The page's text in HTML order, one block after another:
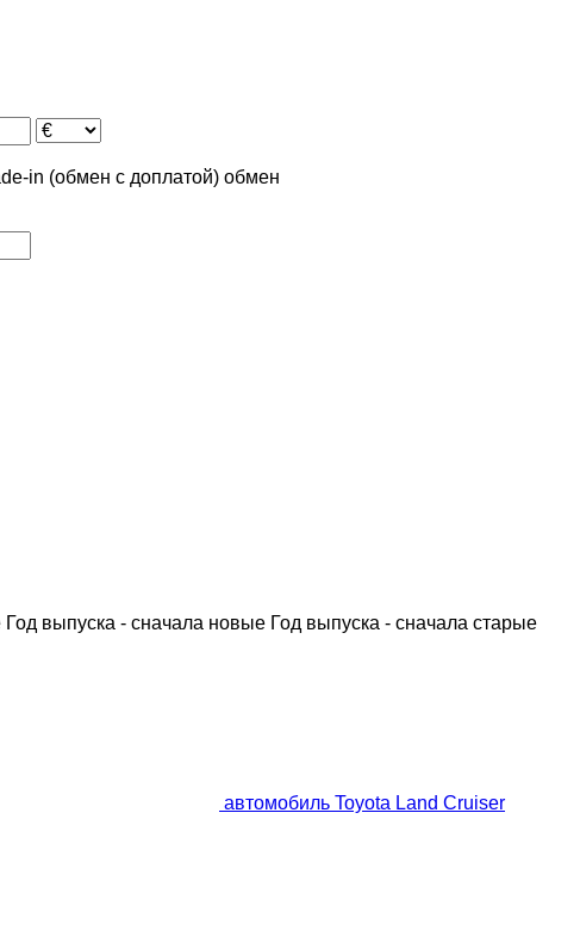
in (обмен с доплатой) обмен
Год выпуска - сначала новые Год выпуска - сначала старые
автомобиль Toyota Land Cruiser